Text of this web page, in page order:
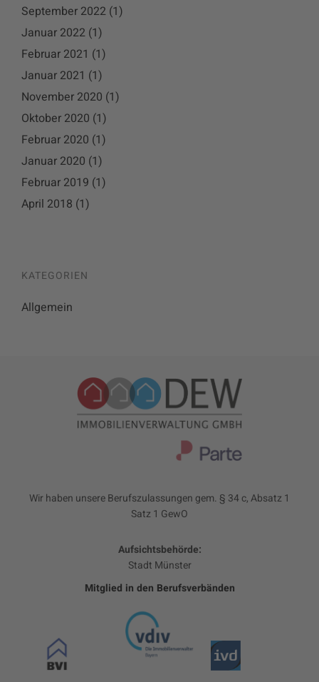
September 2022 (1)
Januar 2022 (1)
Februar 2021 (1)
Januar 2021 (1)
November 2020 (1)
Oktober 2020 (1)
Februar 2020 (1)
Januar 2020 (1)
Februar 2019 (1)
April 2018 (1)
KATEGORIEN
Allgemein
Wir haben unsere Berufszulassungen gem. § 34 c, Absatz 1
Satz 1 GewO
Aufsichtsbehörde:
Stadt Münster
Mitglied in den Berufsverbänden